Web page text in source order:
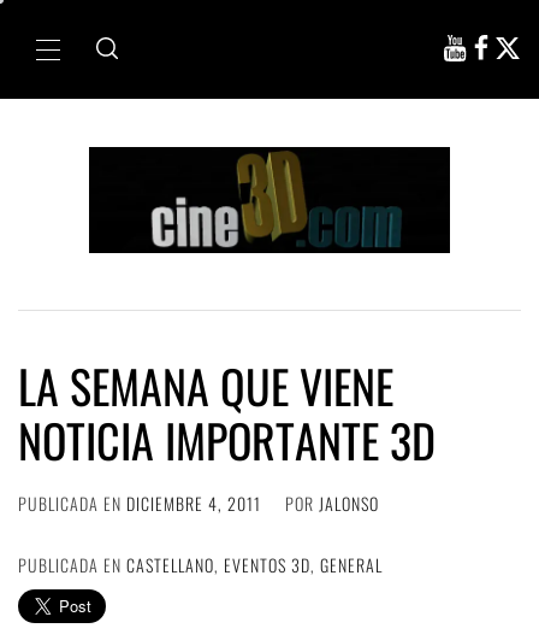
Menú
LA SEMANA QUE VIENE
NOTICIA IMPORTANTE 3D
PUBLICADA EN DICIEMBRE 4, 2011 POR JALONSO
PUBLICADA EN CASTELLANO, EVENTOS 3D, GENERAL